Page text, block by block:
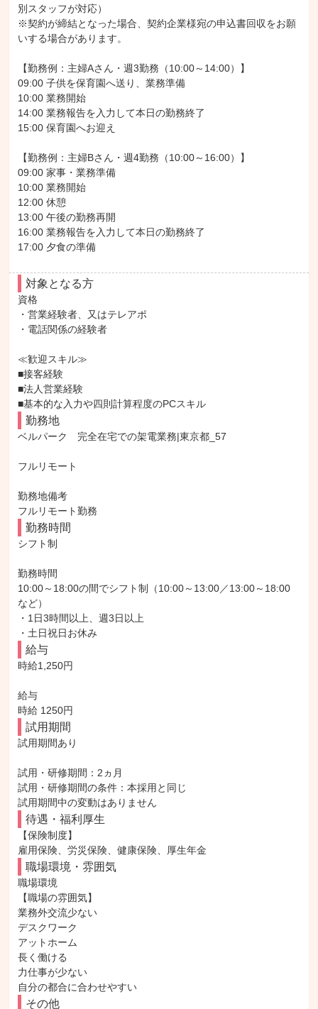
別スタッフが対応）
※契約が締結となった場合、契約企業様宛の申込書回収をお願
いする場合があります。
【勤務例：主婦Aさん・週3勤務（10:00～14:00）】
09:00 子供を保育園へ送り、業務準備
10:00 業務開始
14:00 業務報告を入力して本日の勤務終了
15:00 保育園へお迎え
【勤務例：主婦Bさん・週4勤務（10:00～16:00）】
09:00 家事・業務準備
10:00 業務開始
12:00 休憩
13:00 午後の勤務再開
16:00 業務報告を入力して本日の勤務終了
17:00 夕食の準備
対象となる方
資格
・営業経験者、又はテレアポ
・電話関係の経験者
≪歓迎スキル≫
■接客経験
■法人営業経験
■基本的な入力や四則計算程度のPCスキル
勤務地
ベルパーク　完全在宅での架電業務|東京都_57
フルリモート
勤務地備考
フルリモート勤務
勤務時間
シフト制
勤務時間
10:00～18:00の間でシフト制（10:00～13:00／13:00～18:00
など）
・1日3時間以上、週3日以上
・土日祝日お休み
給与
時給1,250円
給与
時給 1250円
試用期間
試用期間あり
試用・研修期間：2ヵ月
試用・研修期間の条件：本採用と同じ
待遇・福利厚生
【保険制度】
雇用保険、労災保険、健康保険、厚生年金
職場環境・雰囲気
職場環境
【職場の雰囲気】
業務外交流少ない
デスクワーク
アットホーム
長く働ける
力仕事が少ない
自分の都合に合わせやすい
その他